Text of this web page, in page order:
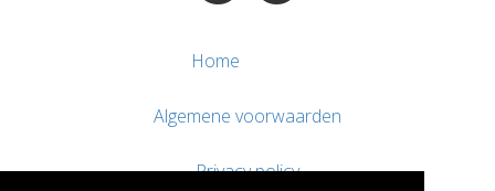
Home
Algemene voorwaarden
Privacy policy